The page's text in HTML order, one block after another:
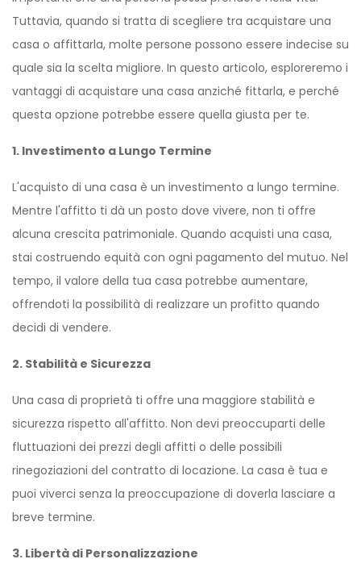
Tuttavia, quando si tratta di scegliere tra acquistare una
casa o affittarla, molte persone possono essere indecise su
quale sia la scelta migliore. In questo articolo, esploreremo i
vantaggi di acquistare una casa anziché fittarla, e perché
questa opzione potrebbe essere quella giusta per te.
1. Investimento a Lungo Termine
L'acquisto di una casa è un investimento a lungo termine.
Mentre l'affitto ti dà un posto dove vivere, non ti offre
alcuna crescita patrimoniale. Quando acquisti una casa,
stai costruendo equità con ogni pagamento del mutuo. Nel
tempo, il valore della tua casa potrebbe aumentare,
offrendoti la possibilità di realizzare un profitto quando
decidi di vendere.
2. Stabilità e Sicurezza
Una casa di proprietà ti offre una maggiore stabilità e
sicurezza rispetto all'affitto. Non devi preoccuparti delle
fluttuazioni dei prezzi degli affitti o delle possibili
rinegoziazioni del contratto di locazione. La casa è tua e
puoi viverci senza la preoccupazione di doverla lasciare a
breve termine.
3. Libertà di Personalizzazione